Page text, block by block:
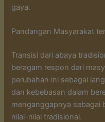
gaya.
Pandangan Masyarakat
Transisi dari abaya
beragam respon dari
perubahan ini sebagai
dan kebebasan dalam
menganggapnya sebagai
nilai-nilai tradisional.